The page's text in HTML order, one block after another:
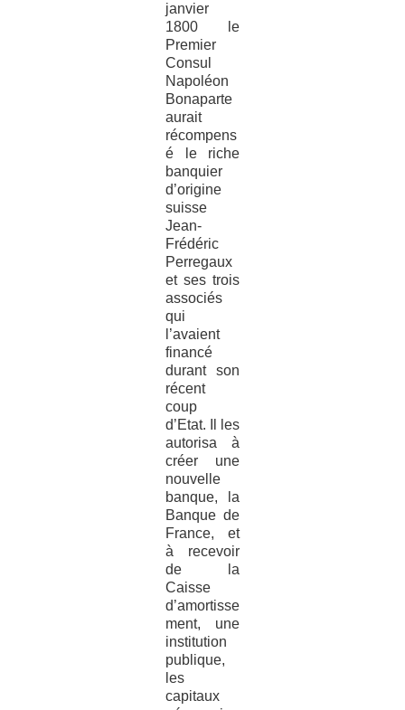
janvier
1800 le
Premier
Consul
Napoléon
Bonaparte
aurait
récompens
é le riche
banquier
d’origine
suisse
Jean-
Frédéric
Perregaux
et ses trois
associés
qui
l’avaient
financé
durant son
récent
coup
d’Etat. Il les
autorisa à
créer une
nouvelle
banque, la
Banque de
France, et
à recevoir
de la
Caisse
d’amortisse
ment, une
institution
publique,
les
capitaux